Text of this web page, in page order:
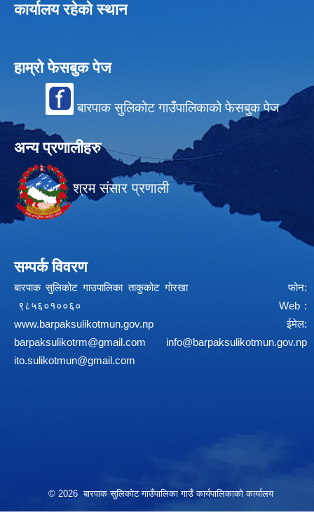
कार्यालय रहेको स्थान
हाम्रो फेसबुक पेज
बारपाक सुलिकोट गाउँपालिकाको फेसबुक पेज
अन्य प्रणालीहरु
श्रम संसार प्रणाली
सम्पर्क विवरण
बारपाक सुलिकोट गाउपालिका ताकुकोट गोरखा फोन:
९८५६०१००६० Web :
www.barpaksulikotmun.gov.np
ईमेल:
barpaksulikotrm@gmail.com
info@barpaksulikotmun.gov.np
ito.sulikotmun@gmail.com
© 2026 बारपाक सुलिकोट गाउँपालिका गाउँ कार्यपालिकाको कार्यालय